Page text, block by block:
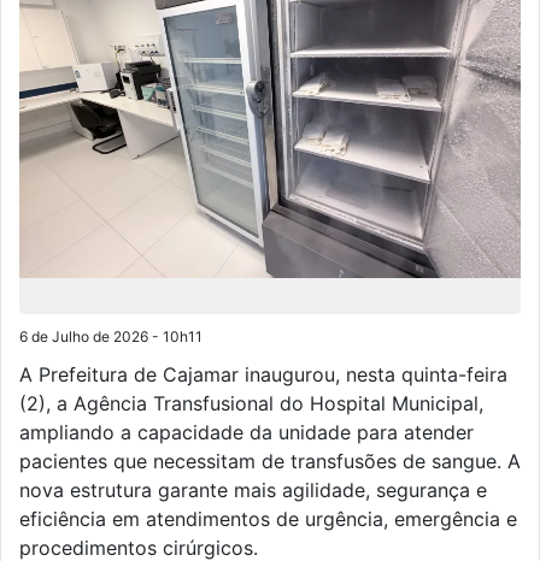
6 de Julho de 2026 - 10h11
A Prefeitura de Cajamar inaugurou, nesta quinta-feira
(2), a Agência Transfusional do Hospital Municipal,
ampliando a capacidade da unidade para atender
pacientes que necessitam de transfusões de sangue. A
nova estrutura garante mais agilidade, segurança e
eficiência em atendimentos de urgência, emergência e
procedimentos cirúrgicos.